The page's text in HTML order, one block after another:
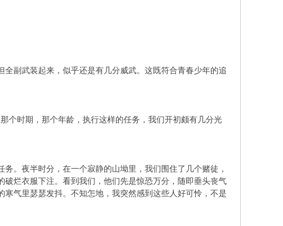
副武装起来，似乎还是有几分威武。这既符合青春少年的追
个时期，那个年龄，执行这样的任务，我们开初颇有几分光
。夜半时分，在一个寂静的山坳里，我们围住了几个赌徒，
烂衣服下注。看到我们，他们先是惊恐万分，随即垂头丧气
气里瑟瑟发抖。不知怎地，我突然感到这些人好可怜，不是